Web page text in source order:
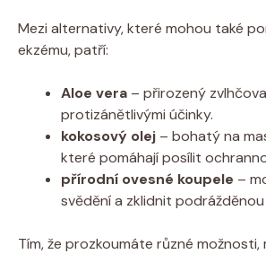
Mezi alternativy, které mohou také
ekzému, patří:
Aloe vera – přirozený
protizánětlivými účinky.
kokosový olej – bohatý na
které pomáhají posílit
přírodní ovesné koupele –
svědění a⁤ zklidnit
Tím, že prozkoumáte⁤ různé možnosti,